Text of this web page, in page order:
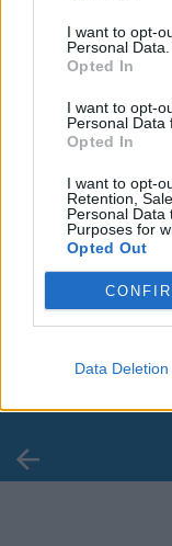
I want to opt-
Personal Data.
Opted In
I want to opt-
Personal Data
Opted In
I want to opt-
Retention,
Personal Data
Purposes for
Opted Out
Data Deletion
in ospedale.